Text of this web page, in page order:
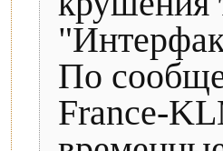
По
France-